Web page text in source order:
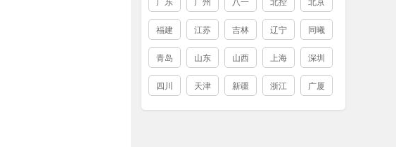
福建 江苏 吉林 辽宁 同曦
青岛 山东 山西 上海 深圳
四川 天津 新疆 浙江 广厦